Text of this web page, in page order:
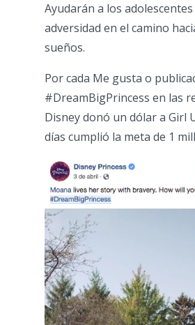
Ayudarán a los
adversidad en el camino
sueños.
Por cada Me gusta o
#DreamBigPrincess en las
Disney donó un dólar a Girl
días cumplió la meta de 1